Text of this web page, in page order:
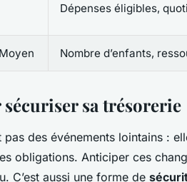
Dépenses éligibles,
Nombre d’enfants,
sa trésorerie
des événements lointains :
obligations. Anticiper ces
C’est aussi une forme de